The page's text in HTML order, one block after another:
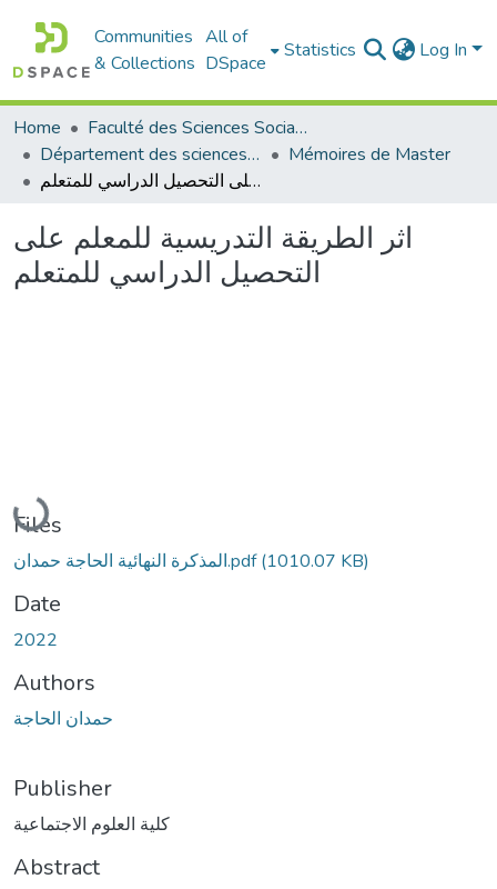
Communities
& Collections
All of
DSpace
Statistics Log In
Home
Faculté des Sciences Sociales
Département des sciences sociales
Mémoires de Master
اثر الطريقة التدريسية للمعلم على التحصيل الدراسي للمتعلم
اثر الطريقة التدريسية للمعلم على
التحصيل الدراسي للمتعلم
Loading...
Files
المذكرة النهائية الحاجة حمدان.pdf(1010.07 KB)
Date
2022
Authors
حمدان الحاجة
Publisher
كلية العلوم الاجتماعية
Abstract